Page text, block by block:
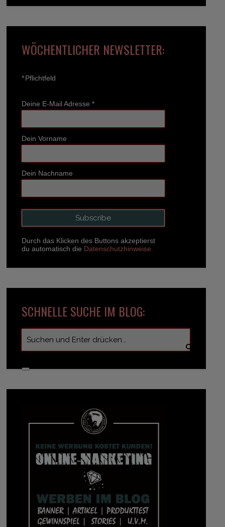
WÖCHENTLICHER NEWSLETTER:
*Pflichtfeld
Deine E-Mail Adresse *
Dein Vorname
Dein Nachname
Durch das Klicken des Buttons akzeptierst
du automatisch die Datenschutzhinweise.
SCHNELLE SUCHE IM BLOG: